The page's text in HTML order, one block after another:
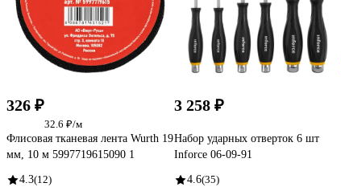
326 ₽
32.6 ₽/м
Флисовая тканевая лента Wurth 19
мм, 10 м 5997719615090 1
4.3(12)
3 258 ₽
Набор ударных отверток 6 шт
Inforce 06-09-91
4.6(35)